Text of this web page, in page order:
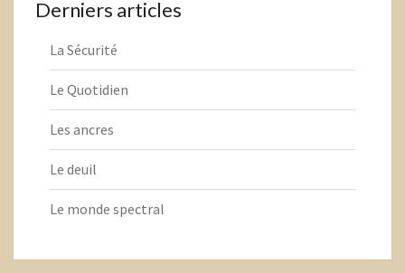
Derniers articles
La Sécurité
Le Quotidien
Les ancres
Le deuil
Le monde spectral